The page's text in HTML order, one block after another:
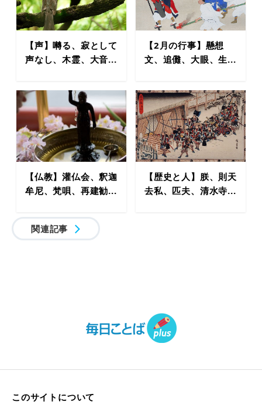
【声】囀る、寂として
声なし、木霊、大音...
【2月の行事】懸想
文、追儺、大眼、生...
【仏教】灌仏会、釈迦
牟尼、梵唄、再建勧...
【歴史と人】朕、則天
去私、匹夫、清水寺...
関連記事
このサイトについて